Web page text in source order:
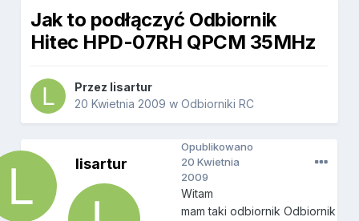
Jak to podłączyć Odbiornik
Hitec HPD-07RH QPCM 35MHz
Przez lisartur
20 Kwietnia 2009 wOdbiorniki RC
lisartur
Opublikowano
20 Kwietnia
2009
Witam
mam taki odbiornik Odbiornik